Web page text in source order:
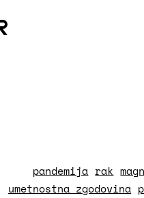
pandemija rak
umetnostna zgodovina